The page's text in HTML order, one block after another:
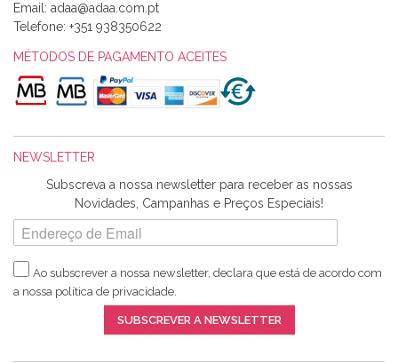
Alexandra Morais
Olá boa Noite. Os meus tecidos chegaram hoje. Muito
obrigada pelo miminho que dá um jeitaço pras minhas linhas
de bordar e não sei o que pões nos tecidos, mas que cheiram
maravilhosamente ... cheiram! :) Muito Obrigada.
Harita a minha encomenda já chegou. :) Muito obrigada pela
rapidez no envio, pela qualidade dos materiais que me
enviaste e pela simpatia de sempre. :)
Catarina Amaro
5 estrelas. Gosto muito do serviço. A Harita Chotalal é muito
Email:
Telefone: +351 938350622
MÉTODOS DE PAGAMENTO ACEITES
NEWSLETTER
Subscreva a nossa newsletter para receber as nossas
Novidades, Campanhas e Preços Especiais!
Ao subscrever a nossa newsletter, declara que está de acordo com
a nossa política de privacidade.
SUBSCREVER A NEWSLETTER